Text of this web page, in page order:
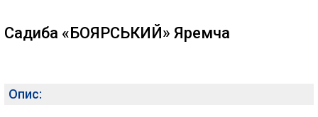
Садиба «БОЯРСЬКИЙ» Яремча
Опис: